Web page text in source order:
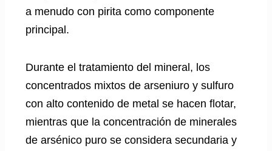
a menudo con pirita como componente
principal.
Durante el tratamiento del mineral, los
concentrados mixtos de arseniuro y sulfuro
con alto contenido de metal se hacen flotar,
mientras que la concentración de minerales
de arsénico puro se considera secundaria y